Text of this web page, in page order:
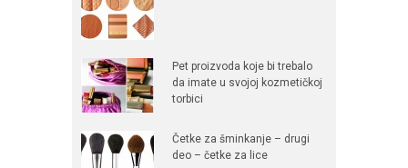
Pet proizvoda koje bi trebalo
da imate u svojoj kozmetičkoj
torbici
Četke za šminkanje – drugi
deo – četke za lice